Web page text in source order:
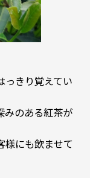
っきり覚えてい
みのある紅茶が
様にも飲ませて